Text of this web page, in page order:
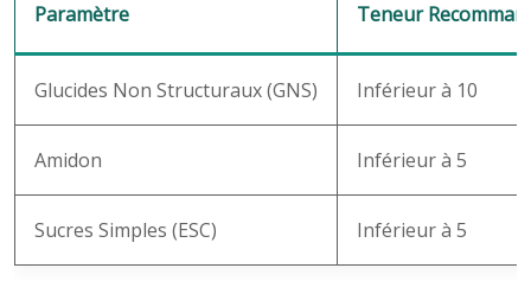
Paramètre Teneur
Glucides Non Structuraux (GNS) Inférieur à 10
Amidon Inférieur à 5
Sucres Simples (ESC) Inférieur à 5